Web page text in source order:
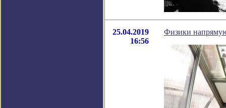
25.04.2019
16:56
Физики напрямую